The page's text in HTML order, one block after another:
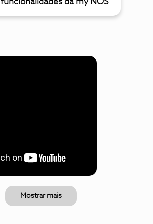
funcionalidades da my NOS
Mostrar mais